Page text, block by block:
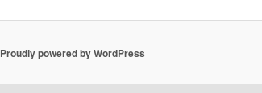
Proudly powered by WordPress